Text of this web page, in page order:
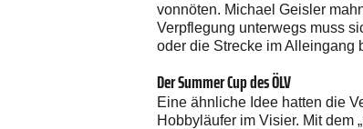
vonnöten. Michael Geisler
Verpflegung unterwegs muss
oder die Strecke im Alleingang
Der Summer Cup des ÖLV
Eine ähnliche Idee hatten die
Hobbyläufer im Visier. Mit dem